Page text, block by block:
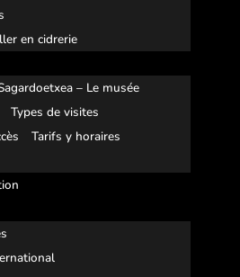
en cidrerie
– Le musée
Types de visites
Tarifs y horaires